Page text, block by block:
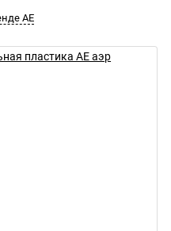
AE